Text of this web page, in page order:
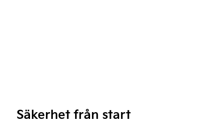
Säkerhet från start